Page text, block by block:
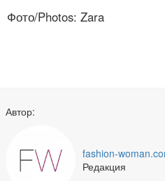
Фото/Photos: Zara
Автор:
fashion-
Редакция